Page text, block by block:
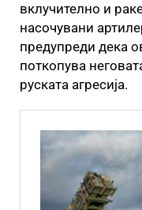
вклучително и
насочувани
предупреди дека
поткопува
руската агресија.